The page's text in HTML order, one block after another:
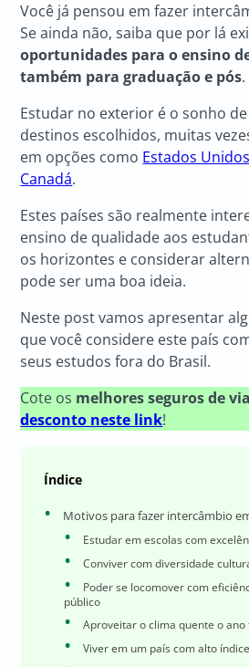
Você já pensou em fazer
Se ainda não, saiba que por lá
oportunidades para o ensino
também para graduação e pós.
Estudar no exterior é o sonho
destinos escolhidos, muitas
em opções como Estados Unidos
Canadá.
Estes países são realmente
ensino de qualidade aos
os horizontes e considerar
pode ser uma boa ideia.
Neste post vamos apresentar
que você considere este país
seus estudos fora do Brasil.
Cote os melhores seguros de
desconto neste link!
Índice
Motivos para fazer intercâmbio
Estudar em escolas com
Conviver com diversidade
Poder se locomover com
público
Aproveitar o clima quente o ano
Viver em um país com alto